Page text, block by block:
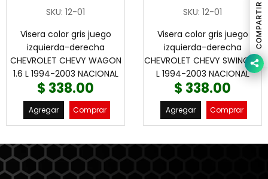
SKU: 12-01
Visera color gris juego
izquierda-derecha
CHEVROLET CHEVY WAGON
1.6 L 1994-2003 NACIONAL
$ 338.00
Agregar Comprar
SKU: 12-01
Visera color gris juego
izquierda-derecha
CHEVROLET CHEVY SWING 1.6
L 1994-2003 NACIONAL
$ 338.00
Agregar Comprar
COMPARTIR